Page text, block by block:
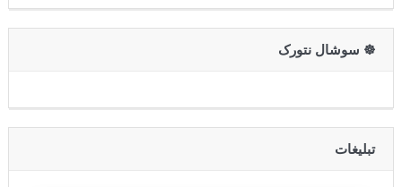
☸️ سوشال نتورک
تبلیغات